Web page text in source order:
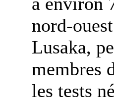
nord-
Lusaka,
membres
les tests